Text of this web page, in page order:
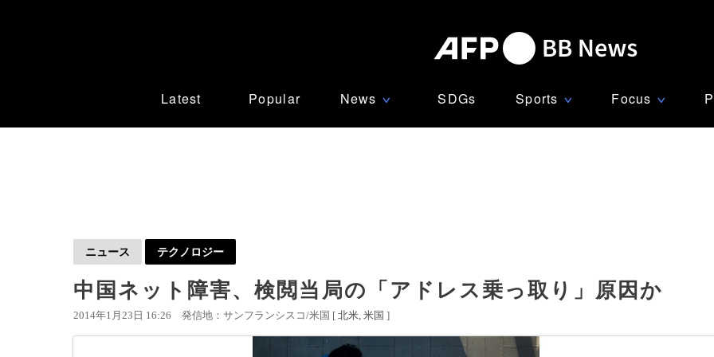
Latest Popular News ∨ SDGs Sports ∨ Focus ∨
ニュース テクノロジー
中国ネット障害、検閲当局の「アドレス乗っ取り」原因か
2014年1月23日 16:26 発信地：サンフランシスコ/米国 [ 北米 米国 ]